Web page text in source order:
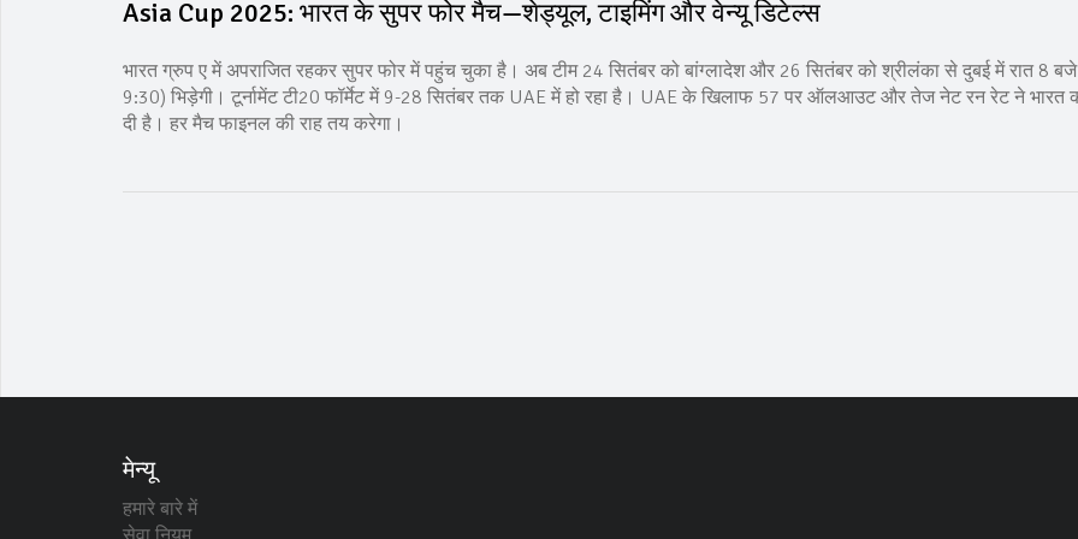
Asia Cup 2025: भारत के सुपर फोर मैच—शेड्यूल, टाइमिंग और वेन्यू डिटेल्स
भारत ग्रुप ए में अपराजित रहकर सुपर फोर में पहुंच चुका है। अब टीम 24 सितंबर को बांग्लादेश और 26 सितंबर को श्रीलंका से दुबई में रात 8
9:30) भिड़ेगी। टूर्नामेंट टी20 फॉर्मेट में 9-28 सितंबर तक UAE में हो रहा है। UAE के खिलाफ 57 पर ऑलआउट और तेज नेट रन रेट ने भारत
दी है। हर मैच फाइनल की राह तय करेगा।
मेन्यू
हमारे बारे में